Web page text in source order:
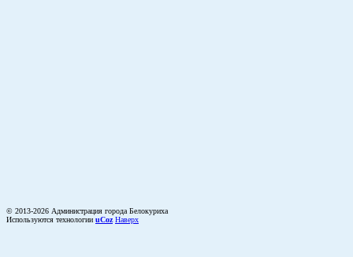
© 2013-2026 Администрация города Белокуриха
Используются технологии uCoz Наверх